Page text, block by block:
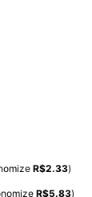
R$2.33)
R$5.83)